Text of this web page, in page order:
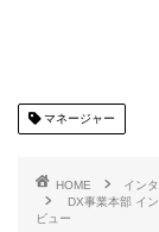
マネージャー
HOME
イン
DX事業本部 イ
ビュー